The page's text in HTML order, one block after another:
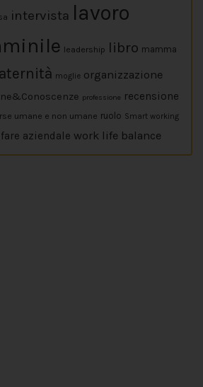
intervista lavoro
leadership libro mamma
moglie organizzazione
professione recensione
umane e non umane ruolo Smart working
aziendale work life balance